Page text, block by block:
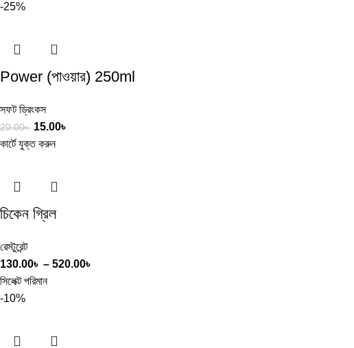
-25%
Power (পাওয়ার) 250ml
সফট ড্রিংকস
20.00৳ 15.00৳
কার্টে যুক্ত করুন
চিকেন গ্রিল
রেস্টুরেন্ট
130.00৳ – 520.00৳
সিলেক্ট পরিমান
-10%